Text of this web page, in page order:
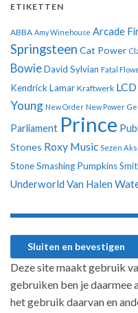
ETIKETTEN
ABBA Amy Winehouse Arcade
Springsteen Cat Power
BowieDavid Sylvian Fatal
Kendrick Lamar Kraftwerk
Young New Order New Power
Parliament Prince
Stones Roxy Music Sezen
StoneSmashing Pumpkins
Underworld Van Halen
Deze site maakt gebruik
gebruiken ben je daarmee
het gebruik daarvan en